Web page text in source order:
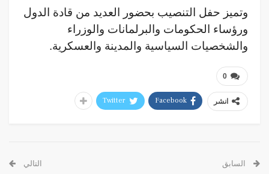
وتميز حفل التنصيب بحضور العديد من قادة الدول
ورؤساء الحكومات والبرلمانات والوزراء
والشخصيات السياسية والمدينة والعسكرية.
0
انشر Facebook
Twitter
السابق التالي